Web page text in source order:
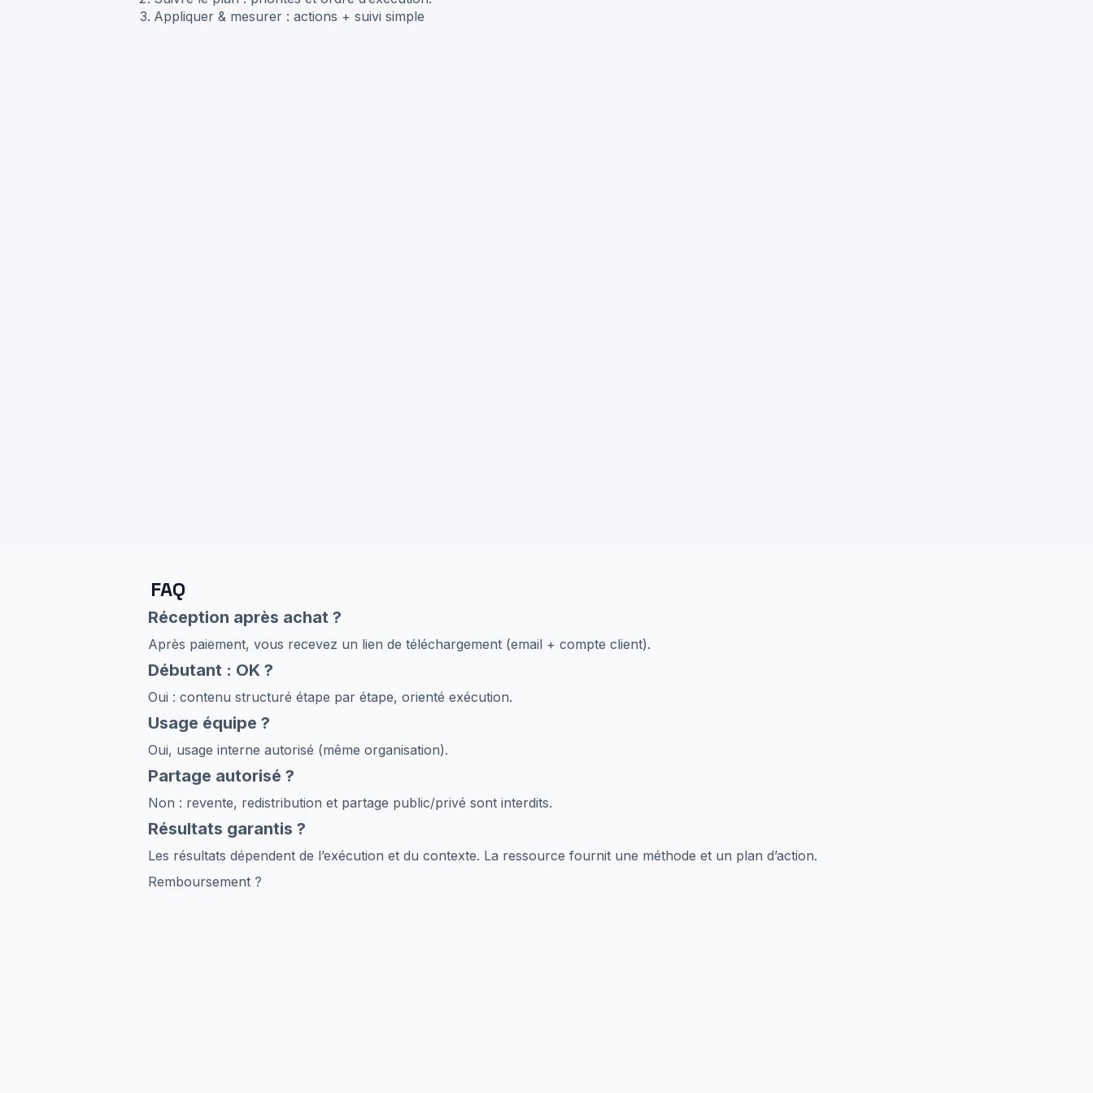
Appliquer & mesurer : actions + suivi simple
FAQ
Réception après achat ?
Après paiement, vous recevez un lien de téléchargement (email + compte client).
Débutant : OK ?
Oui : contenu structuré étape par étape, orienté exécution.
Usage équipe ?
Oui, usage interne autorisé (même organisation).
Partage autorisé ?
Non : revente, redistribution et partage public/privé sont interdits.
Résultats garantis ?
Les résultats dépendent de l’exécution et du contexte. La ressource fournit une méthode et un plan d’action.
Remboursement ?